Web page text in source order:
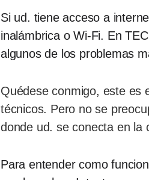
Si ud. tiene acceso a
inalámbrica o Wi-Fi. En
algunos de los problemas
Quédese conmigo, este es
técnicos. Pero no se
donde ud. se conecta en la
Para entender como